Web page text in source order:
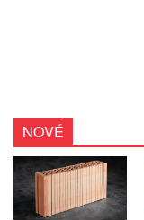
NOVÉ